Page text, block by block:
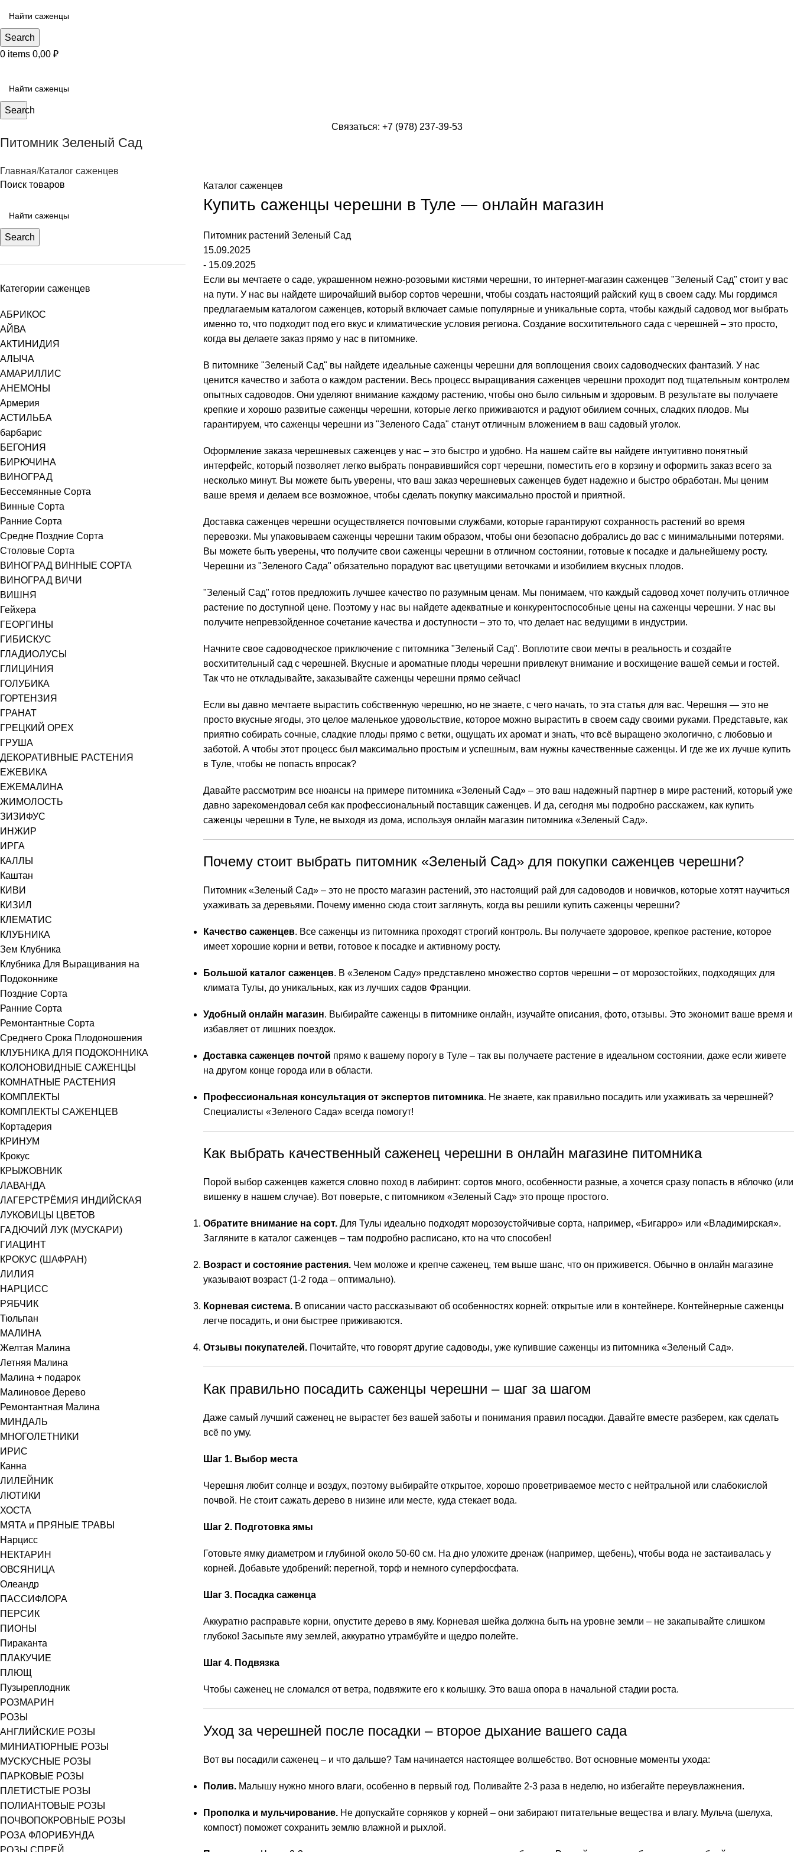
Search
0 items 0,00 ₽
Search
Связаться: +7 (978) 237-39-53
Питомник Зеленый Сад
Главная Каталог саженцев
Поиск товаров
Search
Категории саженцев
АБРИКОС
АЙВА
АКТИНИДИЯ
АЛЫЧА
АМАРИЛЛИС
АНЕМОНЫ
Армерия
АСТИЛЬБА
барбарис
БЕГОНИЯ
БИРЮЧИНА
ВИНОГРАД
Бессемянные Сорта
Винные Сорта
Ранние Сорта
Средне Поздние Сорта
Столовые Сорта
ВИНОГРАД ВИННЫЕ СОРТА
ВИНОГРАД ВИЧИ
ВИШНЯ
Гейхера
ГЕОРГИНЫ
ГИБИСКУС
ГЛАДИОЛУСЫ
ГЛИЦИНИЯ
ГОЛУБИКА
ГОРТЕНЗИЯ
ГРАНАТ
ГРЕЦКИЙ ОРЕХ
ГРУША
ДЕКОРАТИВНЫЕ РАСТЕНИЯ
ЕЖЕВИКА
ЕЖЕМАЛИНА
ЖИМОЛОСТЬ
ЗИЗИФУС
ИНЖИР
ИРГА
КАЛЛЫ
Каштан
КИВИ
КИЗИЛ
КЛЕМАТИС
КЛУБНИКА
Зем Клубника
Клубника Для Выращивания на
Подоконнике
Поздние Сорта
Ранние Сорта
Ремонтантные Сорта
Среднего Срока Плодоношения
КЛУБНИКА ДЛЯ ПОДОКОННИКА
КОЛОНОВИДНЫЕ САЖЕНЦЫ
КОМНАТНЫЕ РАСТЕНИЯ
КОМПЛЕКТЫ
КОМПЛЕКТЫ САЖЕНЦЕВ
Кортадерия
КРИНУМ
Крокус
КРЫЖОВНИК
ЛАВАНДА
ЛАГЕРСТРЁМИЯ ИНДИЙСКАЯ
ЛУКОВИЦЫ ЦВЕТОВ
ГАДЮЧИЙ ЛУК (МУСКАРИ)
ГИАЦИНТ
КРОКУС (ШАФРАН)
ЛИЛИЯ
НАРЦИСС
РЯБЧИК
Тюльпан
МАЛИНА
Желтая Малина
Летняя Малина
Малина + подарок
Малиновое Дерево
Ремонтантная Малина
МИНДАЛЬ
МНОГОЛЕТНИКИ
ИРИС
Канна
ЛИЛЕЙНИК
ЛЮТИКИ
ХОСТА
МЯТА и ПРЯНЫЕ ТРАВЫ
Нарцисс
НЕКТАРИН
ОВСЯНИЦА
Олеандр
ПАССИФЛОРА
ПЕРСИК
ПИОНЫ
Пираканта
ПЛАКУЧИЕ
ПЛЮЩ
Пузыреплодник
РОЗМАРИН
РОЗЫ
АНГЛИЙСКИЕ РОЗЫ
МИНИАТЮРНЫЕ РОЗЫ
МУСКУСНЫЕ РОЗЫ
ПАРКОВЫЕ РОЗЫ
ПЛЕТИСТЫЕ РОЗЫ
ПОЛИАНТОВЫЕ РОЗЫ
ПОЧВОПОКРОВНЫЕ РОЗЫ
РОЗА ФЛОРИБУНДА
РОЗЫ СПРЕЙ
Каталог саженцев
Купить саженцы черешни в Туле — онлайн магазин
Питомник растений Зеленый Сад
15.09.2025
- 15.09.2025
Если вы мечтаете о саде, украшенном нежно-розовыми кистями черешни, то интернет-магазин саженцев "Зеленый Сад" стоит у вас
на пути. У нас вы найдете широчайший выбор сортов черешни, чтобы создать настоящий райский кущ в своем саду. Мы гордимся
предлагаемым каталогом саженцев, который включает самые популярные и уникальные сорта, чтобы каждый садовод мог выбрать
именно то, что подходит под его вкус и климатические условия региона. Создание восхитительного сада с черешней – это просто,
когда вы делаете заказ прямо у нас в питомнике.
В питомнике "Зеленый Сад" вы найдете идеальные саженцы черешни для воплощения своих садоводческих фантазий. У нас
ценится качество и забота о каждом растении. Весь процесс выращивания саженцев черешни проходит под тщательным контролем
опытных садоводов. Они уделяют внимание каждому растению, чтобы оно было сильным и здоровым. В результате вы получаете
крепкие и хорошо развитые саженцы черешни, которые легко приживаются и радуют обилием сочных, сладких плодов. Мы
гарантируем, что саженцы черешни из "Зеленого Сада" станут отличным вложением в ваш садовый уголок.
Оформление заказа черешневых саженцев у нас – это быстро и удобно. На нашем сайте вы найдете интуитивно понятный
интерфейс, который позволяет легко выбрать понравившийся сорт черешни, поместить его в корзину и оформить заказ всего за
несколько минут. Вы можете быть уверены, что ваш заказ черешневых саженцев будет надежно и быстро обработан. Мы ценим
ваше время и делаем все возможное, чтобы сделать покупку максимально простой и приятной.
Доставка саженцев черешни осуществляется почтовыми службами, которые гарантируют сохранность растений во время
перевозки. Мы упаковываем саженцы черешни таким образом, чтобы они безопасно добрались до вас с минимальными потерями.
Вы можете быть уверены, что получите свои саженцы черешни в отличном состоянии, готовые к посадке и дальнейшему росту.
Черешни из "Зеленого Сада" обязательно порадуют вас цветущими веточками и изобилием вкусных плодов.
"Зеленый Сад" готов предложить лучшее качество по разумным ценам. Мы понимаем, что каждый садовод хочет получить отличное
растение по доступной цене. Поэтому у нас вы найдете адекватные и конкурентоспособные цены на саженцы черешни. У нас вы
получите непревзойденное сочетание качества и доступности – это то, что делает нас ведущими в индустрии.
Начните свое садоводческое приключение с питомника "Зеленый Сад". Воплотите свои мечты в реальность и создайте
восхитительный сад с черешней. Вкусные и ароматные плоды черешни привлекут внимание и восхищение вашей семьи и гостей.
Так что не откладывайте, заказывайте саженцы черешни прямо сейчас!
Если вы давно мечтаете вырастить собственную черешню, но не знаете, с чего начать, то эта статья для вас. Черешня — это не
просто вкусные ягоды, это целое маленькое удовольствие, которое можно вырастить в своем саду своими руками. Представьте, как
приятно собирать сочные, сладкие плоды прямо с ветки, ощущать их аромат и знать, что всё выращено экологично, с любовью и
заботой. А чтобы этот процесс был максимально простым и успешным, вам нужны качественные саженцы. И где же их лучше купить
в Туле, чтобы не попасть впросак?
Давайте рассмотрим все нюансы на примере питомника «Зеленый Сад» – это ваш надежный партнер в мире растений, который уже
давно зарекомендовал себя как профессиональный поставщик саженцев. И да, сегодня мы подробно расскажем, как купить
саженцы черешни в Туле, не выходя из дома, используя онлайн магазин питомника «Зеленый Сад».
Почему стоит выбрать питомник «Зеленый Сад» для покупки саженцев черешни?
Питомник «Зеленый Сад» – это не просто магазин растений, это настоящий рай для садоводов и новичков, которые хотят научиться
ухаживать за деревьями. Почему именно сюда стоит заглянуть, когда вы решили купить саженцы черешни?
Качество саженцев. Все саженцы из питомника проходят строгий контроль. Вы получаете здоровое, крепкое растение, которое
имеет хорошие корни и ветви, готовое к посадке и активному росту.
Большой каталог саженцев. В «Зеленом Саду» представлено множество сортов черешни – от морозостойких, подходящих для
климата Тулы, до уникальных, как из лучших садов Франции.
Удобный онлайн магазин. Выбирайте саженцы в питомнике онлайн, изучайте описания, фото, отзывы. Это экономит ваше время и
избавляет от лишних поездок.
Доставка саженцев почтой прямо к вашему порогу в Туле – так вы получаете растение в идеальном состоянии, даже если живете
на другом конце города или в области.
Профессиональная консультация от экспертов питомника. Не знаете, как правильно посадить или ухаживать за черешней?
Специалисты «Зеленого Сада» всегда помогут!
Как выбрать качественный саженец черешни в онлайн магазине питомника
Порой выбор саженцев кажется словно поход в лабиринт: сортов много, особенности разные, а хочется сразу попасть в яблочко (или
вишенку в нашем случае). Вот поверьте, с питомником «Зеленый Сад» это проще простого.
Обратите внимание на сорт.Для Тулы идеально подходят морозоустойчивые сорта, например, «Бигарро» или «Владимирская».
Загляните в каталог саженцев – там подробно расписано, кто на что способен!
Возраст и состояние растения.Чем моложе и крепче саженец, тем выше шанс, что он приживется. Обычно в онлайн магазине
указывают возраст (1-2 года – оптимально).
Корневая система.В описании часто рассказывают об особенностях корней: открытые или в контейнере. Контейнерные саженцы
легче посадить, и они быстрее приживаются.
Отзывы покупателей.Почитайте, что говорят другие садоводы, уже купившие саженцы из питомника «Зеленый Сад».
Как правильно посадить саженцы черешни – шаг за шагом
Даже самый лучший саженец не вырастет без вашей заботы и понимания правил посадки. Давайте вместе разберем, как сделать
всё по уму.
Шаг 1. Выбор места
Черешня любит солнце и воздух, поэтому выбирайте открытое, хорошо проветриваемое место с нейтральной или слабокислой
почвой. Не стоит сажать дерево в низине или месте, куда стекает вода.
Шаг 2. Подготовка ямы
Готовьте ямку диаметром и глубиной около 50-60 см. На дно уложите дренаж (например, щебень), чтобы вода не застаивалась у
корней. Добавьте удобрений: перегной, торф и немного суперфосфата.
Шаг 3. Посадка саженца
Аккуратно расправьте корни, опустите дерево в яму. Корневая шейка должна быть на уровне земли – не закапывайте слишком
глубоко! Засыпьте яму землей, аккуратно утрамбуйте и щедро полейте.
Шаг 4. Подвязка
Чтобы саженец не сломался от ветра, подвяжите его к колышку. Это ваша опора в начальной стадии роста.
Уход за черешней после посадки – второе дыхание вашего сада
Вот вы посадили саженец – и что дальше? Там начинается настоящее волшебство. Вот основные моменты ухода:
Полив.Малышу нужно много влаги, особенно в первый год. Поливайте 2-3 раза в неделю, но избегайте переувлажнения.
Прополка и мульчирование.Не допускайте сорняков у корней – они забирают питательные вещества и влагу. Мульча (шелуха,
компост) поможет сохранить землю влажной и рыхлой.